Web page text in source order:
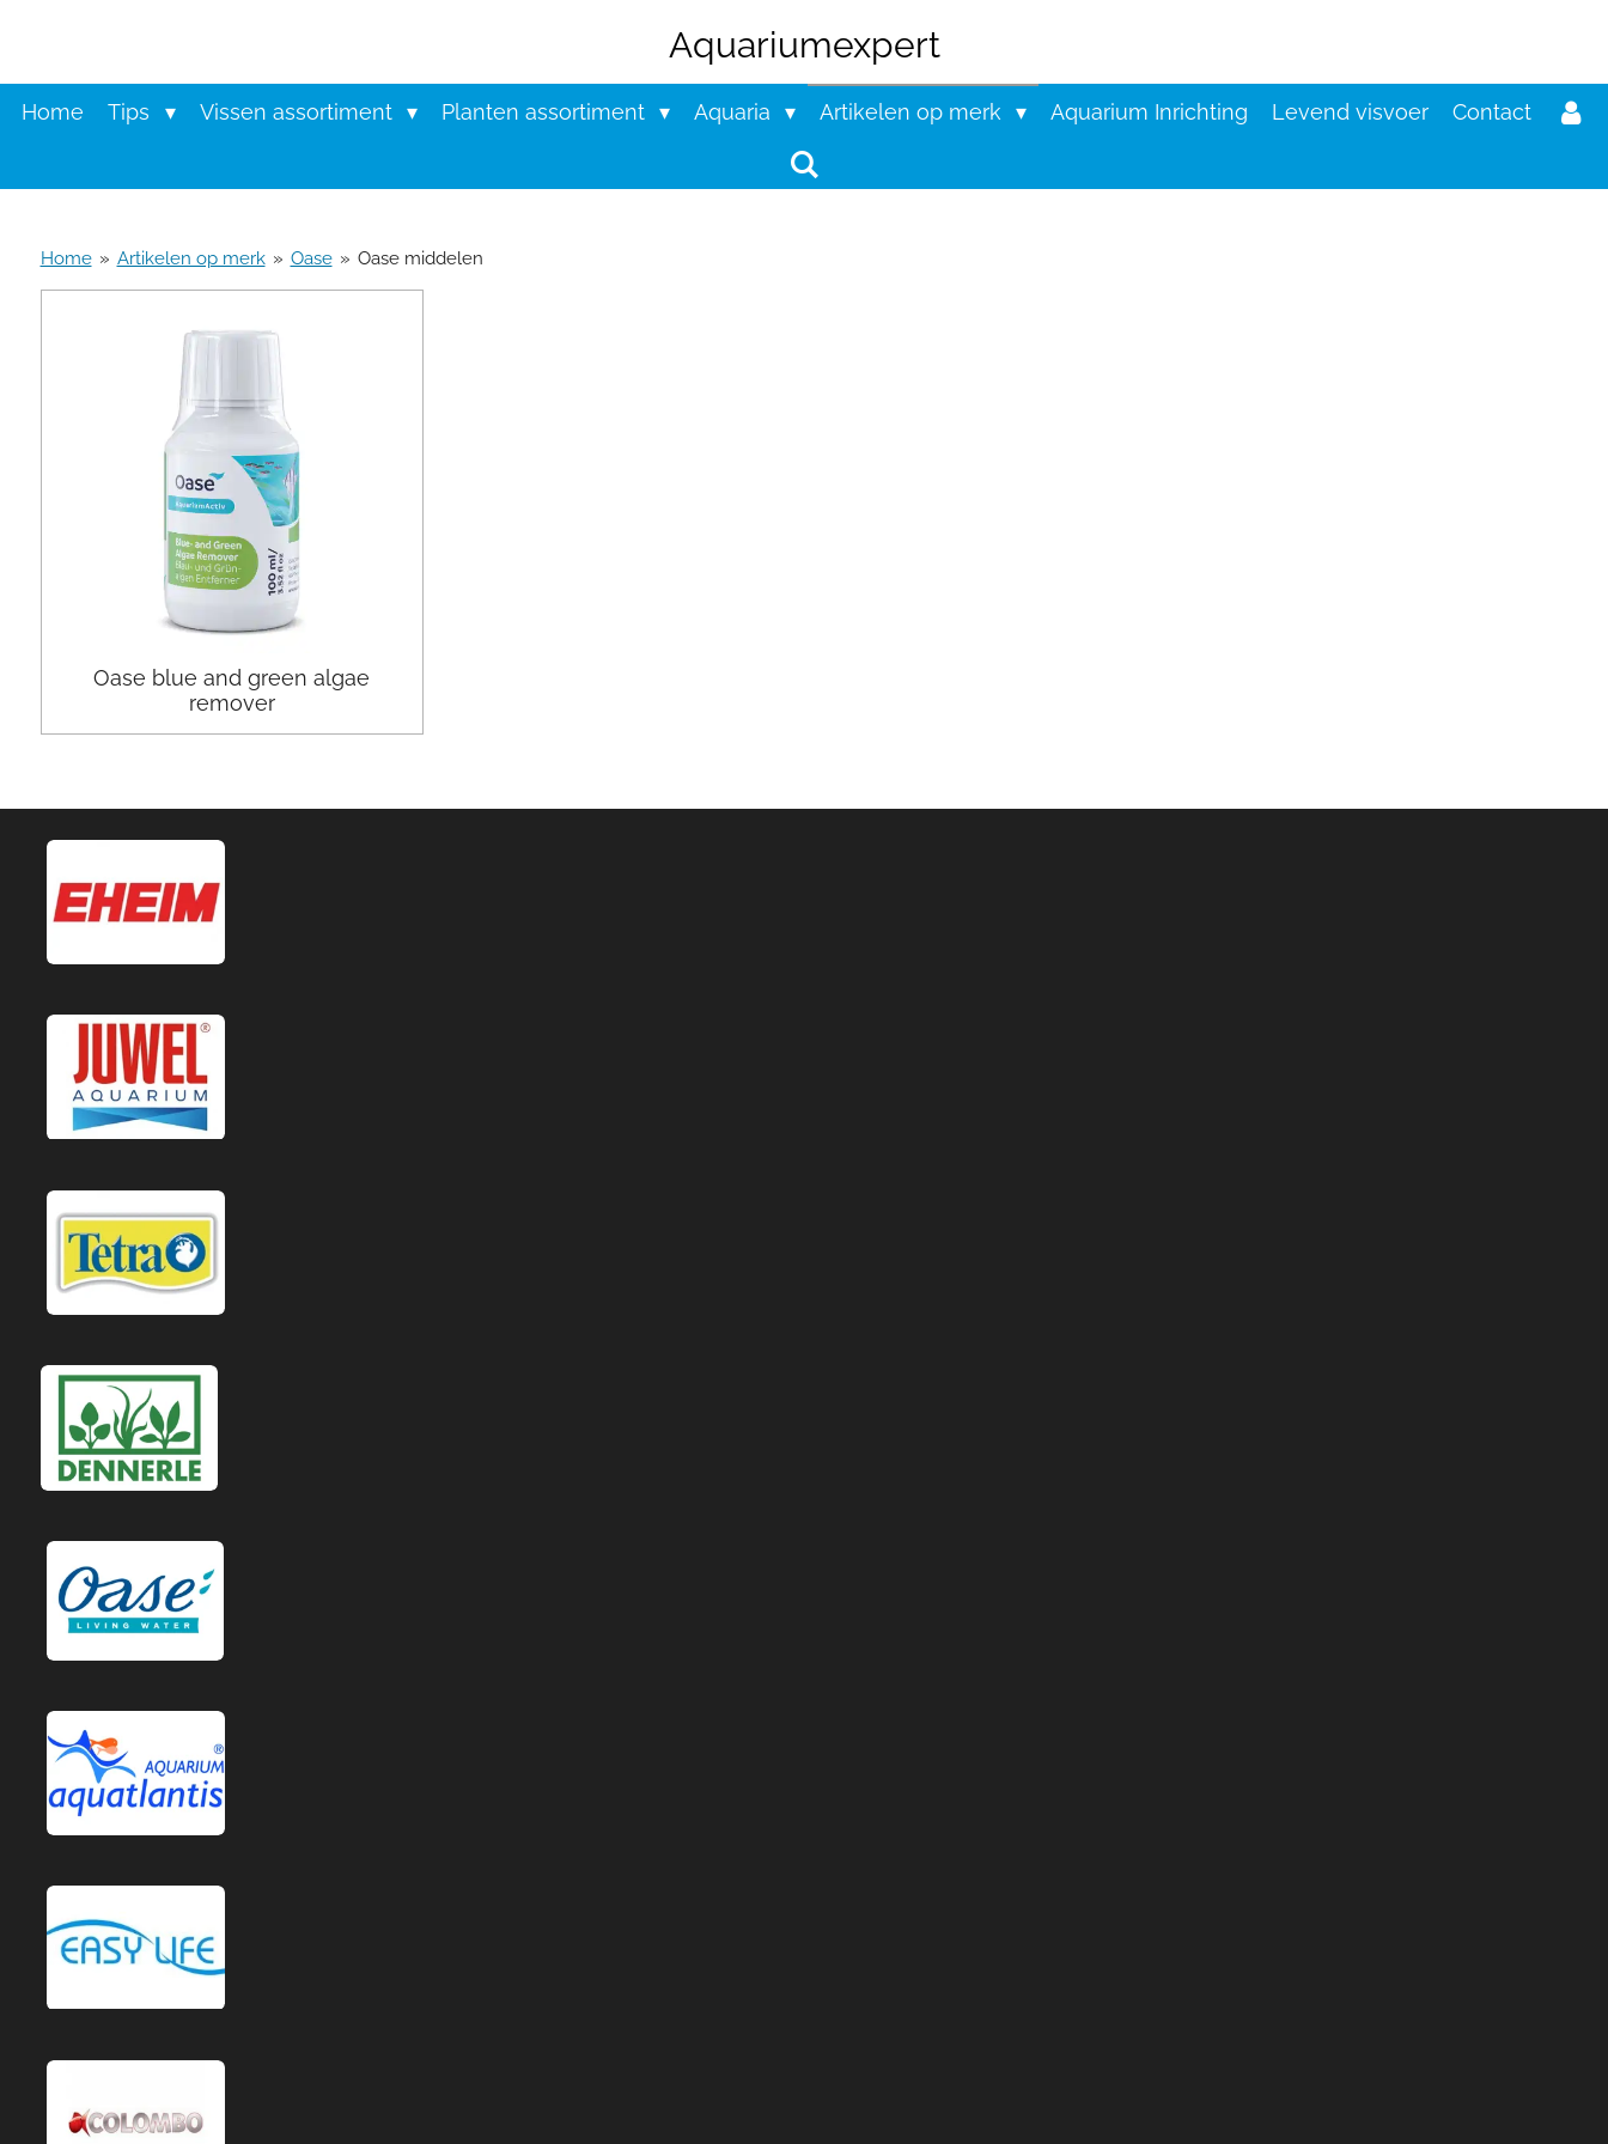
de
Aquariumexpert
Home Tips Vissen assortiment Planten assortiment Aquaria Artikelen op merk Aquarium Inrichting Levend visvoer Contact
Home » Artikelen op merk » Oase » Oase middelen
Oase blue and green algae
remover